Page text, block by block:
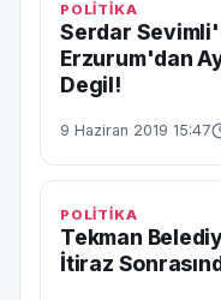
POLİTİKA
Serdar
Erzurum'dan
Degil!
9 Haziran 2019 15:47
POLİTİKA
Tekman
İtiraz